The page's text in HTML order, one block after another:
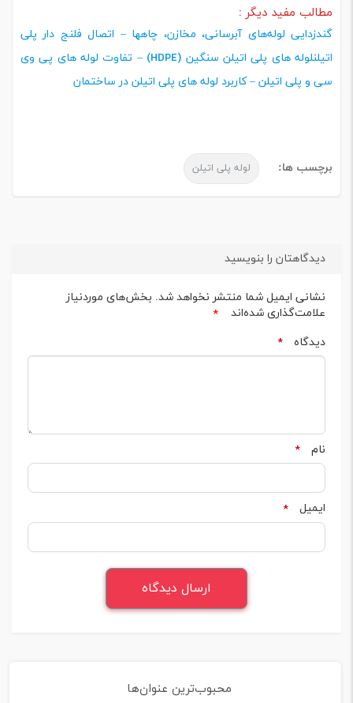
مطالب مفید دیگر :
گندزدایی لوله‌های آبرسانی، مخازن، چاهها – اتصال فلنج دار پلی
اتیلنلوله های پلی اتیلن سنگین (HDPE)
– تفاوت لوله های پی وی
سی و پلی اتیلن – کاربرد لوله های پلی اتیلن در ساختمان
برچسب ها: لوله پلی اتیلن
دیدگاهتان را بنویسید
نشانی ایمیل شما منتشر نخواهد شد. بخش‌های موردنیاز
علامت‌گذاری شده‌اند
*
دیدگاه
*
نام *
ایمیل *
محبوب‌ترین عنوان‌ها